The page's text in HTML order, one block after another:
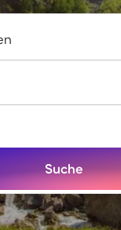
Suche